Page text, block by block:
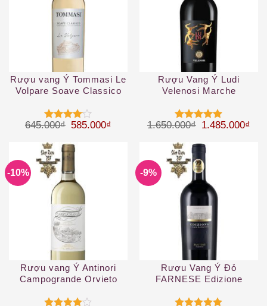
Rượu vang Ý Tommasi Le
Volpare Soave Classico
Được
45 sao
645.000₫ Giá gốc là: 645.000₫.
585.000₫ Giá hiện tại là: 585.000₫.
Rượu Vang Ý Ludi
Velenosi Marche
Được xếp
sao
1.650.000₫ Giá gốc là:
1.485.000₫
-10%
Rượu vang Ý Antinori
Campogrande Orvieto
-9%
Rượu Vang Ý Đỏ
FARNESE Edizione